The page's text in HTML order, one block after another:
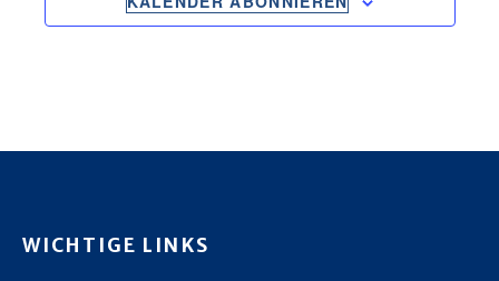
WICHTIGE LINKS